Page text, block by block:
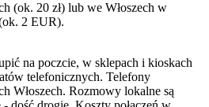
(ok. 20 zł) lub we Włoszech w
2 EUR).
na poczcie, w sklepach i kioskach
telefonicznych. Telefony
Włoszech. Rozmowy lokalne są